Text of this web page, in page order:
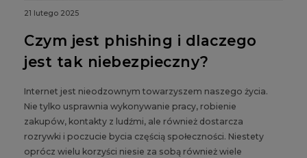
21 lutego 2025
Czym jest phishing i dlaczego
jest tak niebezpieczny?
Internet jest nieodzownym towarzyszem naszego życia.
Nie tylko usprawnia wykonywanie pracy, robienie
zakupów, kontakty z ludźmi, ale również dostarcza
rozrywki i poczucie bycia częścią społeczności. Niestety
oprócz wielu korzyści niesie za sobą również wiele